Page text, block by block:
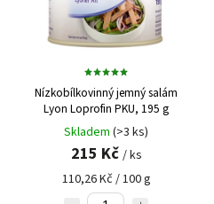
Nízkobílkovinný jemný salám
Lyon Loprofin PKU, 195 g
Skladem (>3 ks)
215 Kč / ks
110,26 Kč / 100 g